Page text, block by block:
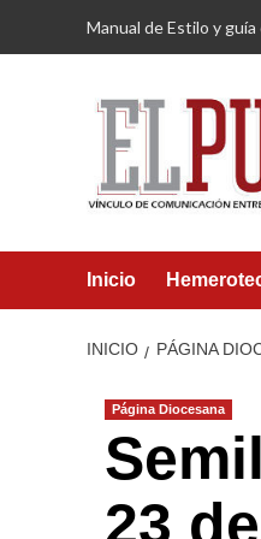
Manual de Estilo y
Inicio
INICIO PÁGINA
Página Diocesana
23